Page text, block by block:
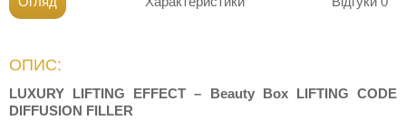
ОПИС:
LUXURY LIFTING EFFECT – Beauty Box LIFTING CODE
DIFFUSION FILLER